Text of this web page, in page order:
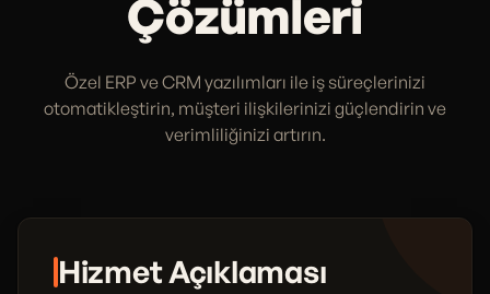
Çözümleri
Özel ERP ve CRM yazılımları ile iş süreçlerinizi
otomatikleştirin, müşteri ilişkilerinizi güçlendirin ve
verimliliğinizi artırın.
Hizmet Açıklaması